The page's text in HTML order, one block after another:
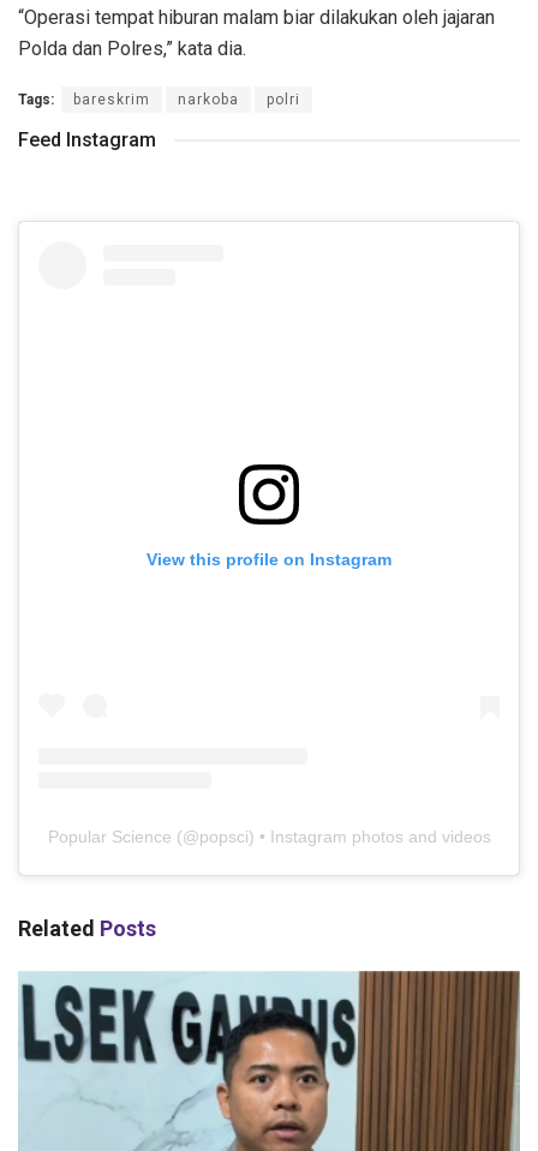
“Operasi tempat hiburan malam biar dilakukan oleh jajaran
Polda dan Polres,” kata dia.
Tags: bareskrim narkoba polri
Feed Instagram
View this profile on Instagram
Popular Science (@popsci) • Instagram photos and videos
Related Posts